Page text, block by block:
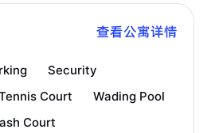
查看公寓详情
Security
Court
Wading Pool
Court